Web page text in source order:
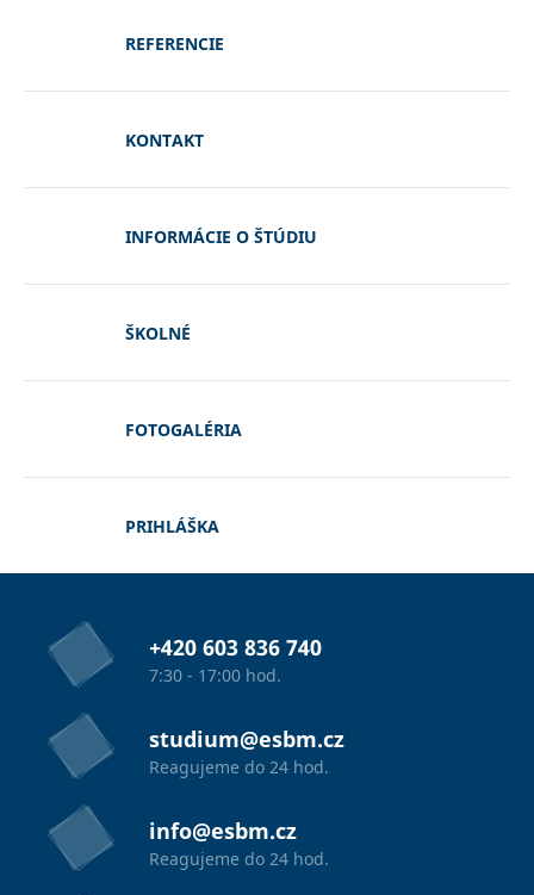
REFERENCIE
KONTAKT
INFORMÁCIE O ŠTÚDIU
ŠKOLNÉ
FOTOGALÉRIA
PRIHLÁŠKA
+420 603 836 740
7:30 - 17:00 hod.
studium@esbm.cz
Reagujeme do 24 hod.
info@esbm.cz
Reagujeme do 24 hod.